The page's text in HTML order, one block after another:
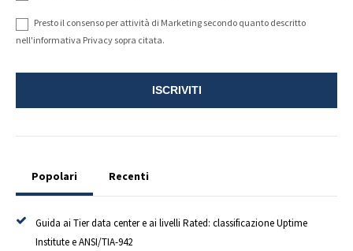
Presto il consenso per attività di Marketing secondo quanto descritto
nell'informativa Privacy sopra citata.
Popolari Recenti
Guida ai Tier data center e ai livelli Rated: classificazione Uptime
Institute e ANSI/TIA-942